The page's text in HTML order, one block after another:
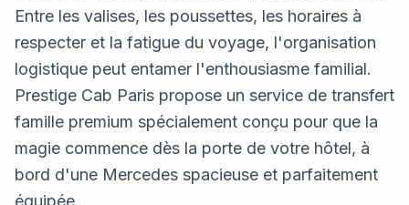
Entre les valises, les poussettes, les horaires à
respecter et la fatigue du voyage, l'organisation
logistique peut entamer l'enthousiasme familial.
Prestige Cab Paris propose un service de transfert
famille premium spécialement conçu pour que la
magie commence dès la porte de votre hôtel, à
bord d'une Mercedes spacieuse et parfaitement
équipée.